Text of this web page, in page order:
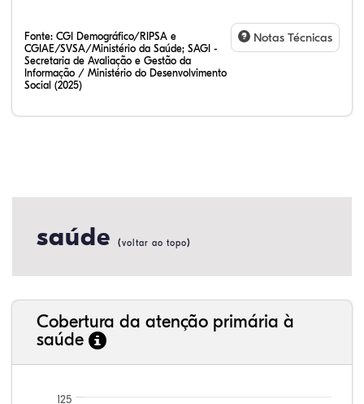
Fonte: CGI Demográfico/RIPSA e
CGIAE/SVSA/Ministério da Saúde; SAGI -
Secretaria de Avaliação e Gestão da
Informação / Ministério do Desenvolvimento
Social (2025)
Notas Técnicas
saúde (voltar ao topo)
Cobertura da atenção primária à
saúde
125